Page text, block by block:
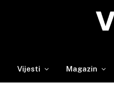
Vijesti Magazin